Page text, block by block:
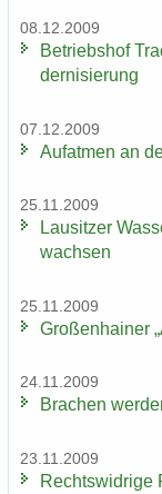
08.12.2009
Be­triebs­hof
der­ni­sie­rung
07.12.2009
Auf­at­men an
25.11.2009
Lau­sit­zer
wach­sen
25.11.2009
Gro­ßen­hai­ner
24.11.2009
Bra­chen
23.11.2009
Rechts­wid­ri­ge